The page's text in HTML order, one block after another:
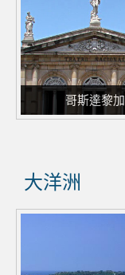
哥斯達黎加
大洋洲